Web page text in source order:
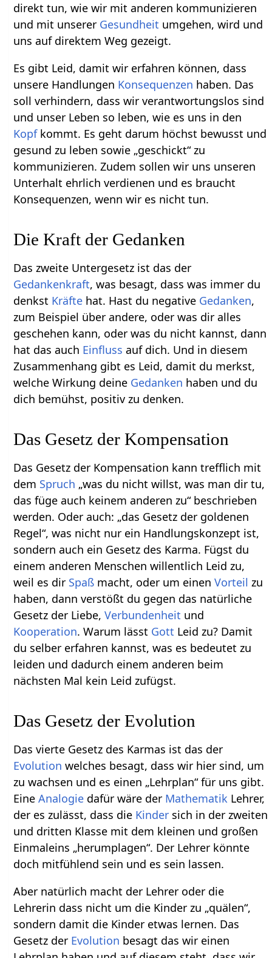
direkt tun, wie wir mit anderen kommunizieren
und mit unserer Gesundheit umgehen, wird und
uns auf direktem Weg gezeigt.
Es gibt Leid, damit wir erfahren können, dass
unsere Handlungen Konsequenzen haben. Das
soll verhindern, dass wir verantwortungslos sind
und unser Leben so leben, wie es uns in den
Kopfkommt. Es geht darum höchst bewusst und
gesund zu leben sowie „geschickt“ zu
kommunizieren. Zudem sollen wir uns unseren
Unterhalt ehrlich verdienen und es braucht
Konsequenzen, wenn wir es nicht tun.
Die Kraft der Gedanken
Das zweite Untergesetz ist das der
Gedankenkraft, was besagt, dass was immer du
denkst Kräfte hat. Hast du negative Gedanken,
zum Beispiel über andere, oder was dir alles
geschehen kann, oder was du nicht kannst, dann
hat das auch Einfluss auf dich. Und in diesem
Zusammenhang gibt es Leid, damit du merkst,
welche Wirkung deine Gedanken haben und du
dich bemühst, positiv zu denken.
Das Gesetz der Kompensation
Das Gesetz der Kompensation kann trefflich mit
dem Spruch „was du nicht willst, was man dir tu,
das füge auch keinem anderen zu“ beschrieben
werden. Oder auch: „das Gesetz der goldenen
Regel“, was nicht nur ein Handlungskonzept ist,
sondern auch ein Gesetz des Karma. Fügst du
einem anderen Menschen willentlich Leid zu,
weil es dir Spaß macht, oder um einenVorteil zu
haben, dann verstößt du gegen das natürliche
Gesetz der Liebe,Verbundenheit und
Kooperation. Warum lässt Gott Leid zu? Damit
du selber erfahren kannst, was es bedeutet zu
leiden und dadurch einem anderen beim
nächsten Mal kein Leid zufügst.
Das Gesetz der Evolution
Das vierte Gesetz des Karmas ist das der
Evolution welches besagt, dass wir hier sind, um
zu wachsen und es einen „Lehrplan“ für uns gibt.
EineAnalogie dafür wäre der Mathematik Lehrer,
der es zulässt, dass die Kinder sich in der zweiten
und dritten Klasse mit dem kleinen und großen
Einmaleins „herumplagen“. Der Lehrer könnte
doch mitfühlend sein und es sein lassen.
Aber natürlich macht der Lehrer oder die
Lehrerin dass nicht um die Kinder zu „quälen“,
sondern damit die Kinder etwas lernen. Das
Gesetz der Evolution besagt das wir einen